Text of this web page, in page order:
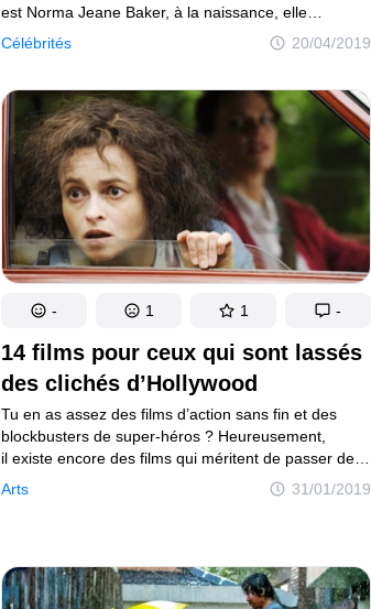
Célébrités 20/04/2019
est Norma Jeane Baker, à la naissance, elle
s’appelait Mortenson. Elle représentera à jamais
le standard de la beauté des années 50, et elle
admiration aujourd’hui. La plupart de ses
admirateurs ont connu le douloureux sentiment d’un
amour non partagé par la belle, tandis que d’autres
ont eu la chance d’avoir la main et le cœur de cette
beauté sulfureuse, mais jamais très longtemps.
Cette blonde n’avait pas peur de divorcer avant
d’entamer de nouvelles histoires d’amour.
14 films pour ceux qui sont lassés
des clichés d’Hollywood
Arts 31/01/2019
Tu en as assez des films d’action sans fin et des
blockbusters de super-héros ? Heureusement,
il existe encore des films qui méritent de passer deux
bonnes heures devant ton écran. Autant nous
aimons le cinéma hollywoodien pour sa splendeur
complètement différent...
- 1 1 -